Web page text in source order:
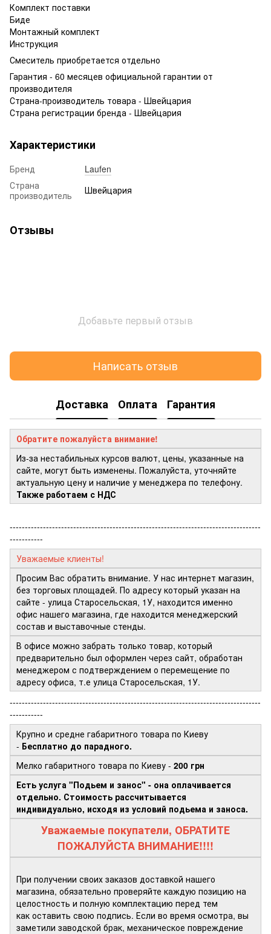
Комплект поставки
Биде
Монтажный комплект
Инструкция
Смеситель приобретается отдельно
Гарантия - 60 месяцев официальной гарантии от
производителя
Страна-производитель товара - Швейцария
Страна регистрации бренда - Швейцария
Характеристики
Бренд
Laufen
Страна
производитель
Швейцария
Отзывы
Добавьте первый отзыв
Написать отзыв
Доставка Оплата Гарантия
Обратите пожалуйста внимание!
Из-за нестабильных курсов валют, цены, указанные на
сайте, могут быть изменены. Пожалуйста, уточняйте
актуальную цену и наличие у менеджера по телефону.
Также работаем с НДС
-----------------------------------------------------------------------------------
-----------
Уважаемые клиенты!
Просим Вас обратить внимание. У нас интернет магазин,
без торговых площадей. По адресу который указан на
сайте - улица Старосельская, 1У, находится именно
офис нашего магазина, где находится менеджерский
состав и выставочные стенды.
В офисе можно забрать только товар, который
предварительно был оформлен через сайт, обработан
менеджером с подтверждением о перемещение по
адресу офиса, т.е улица Старосельская, 1У.
-----------------------------------------------------------------------------------
-----------
Крупно и средне габаритного товара по Киеву
- Бесплатно до парадного.
Мелко габаритного товара по Киеву - 200 грн
Есть услуга "Подьем и занос" - она оплачивается
отдельно. Стоимость рассчитывается
индивидуально, исходя из условий подьема и заноса.
Уважаемые покупатели, ОБРАТИТЕ
ПОЖАЛУЙСТА ВНИМАНИЕ!!!!
При получении своих заказов доставкой нашего
магазина, обязательно проверяйте каждую позицию на
целостность и полную комплектацию перед тем
как оставить свою подпись. Если во время осмотра, вы
заметили заводской брак, механическое повреждение